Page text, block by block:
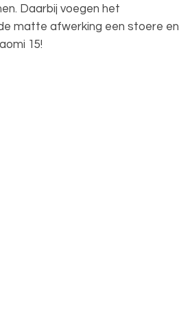
Daarbij voegen het
matte afwerking een stoere en
15!